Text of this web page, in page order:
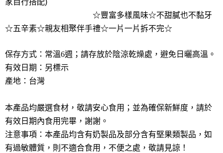
家自行搭配)
☆豐富多樣風味☆不甜膩也不黏牙
☆五辛素☆親友相聚伴手禮☆一片一片拆不完☆
保存方式：常溫6週；請存放於陰涼乾燥處，避免日曬高溫。
有效日期：另標示
產地：台灣
本產品均嚴選食材，敬請安心食用；並為確保新鮮度，請於
有效日期內食用完畢，謝謝。
注意事項：本產品均含有奶製品及部分含有堅果類製品，如
有過敏體質，則不適合食用，不便之處，敬請見諒！